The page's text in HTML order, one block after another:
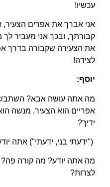
עכשיו!
אני אברך את אפרים
קבורתך, ובכך אני מעביר
את הצעירה שקבורה בדרך
לצידה!
יוסף:
מה אתה עושה אבא?
אפריים הוא הצעיר, מנשה
ידיך?
("ידעתי בני, ידעתי") אתה
מה אתה יודע? מה קורה
לצרות?